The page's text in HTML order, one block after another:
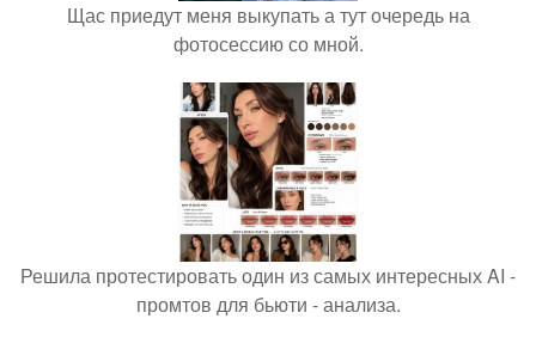
Щас приедут меня выкупать а тут очередь на
фотосессию со мной.
Решила протестировать один из самых интересных AI -
промтов для бьюти - анализа.